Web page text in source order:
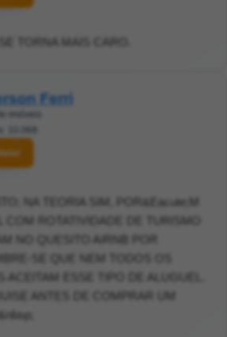
TORNA MAIS CARO.
Ferri
imóveis
10.068
NA TEORIA SIM, POR&Eacute;M
COM ROTATIVIDADE DE TURISMO
NO QUESITO AIRNB POR
SE QUE NEM TODOS OS
ACEITAM ESSE TIPO DE ALUGUEL.
ANTES DE COMPRAR UM